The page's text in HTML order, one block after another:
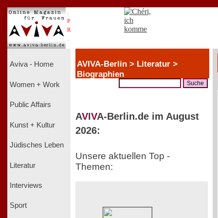
P
R
Aviva - Home
Women + Work
Public Affairs
Kunst + Kultur
Jüdisches Leben
Literatur
Interviews
Sport
AVIVA-Berlin > Literatur >
Biographien
AVIVA-Berlin.de im August
2026:
Unsere aktuellen Top -
Themen: